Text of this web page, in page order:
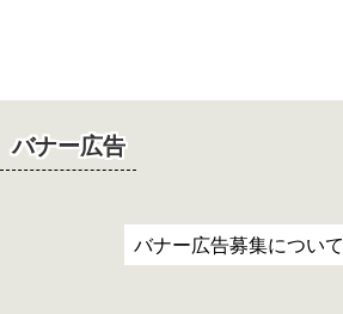
バナー広告
バナー広告募集について